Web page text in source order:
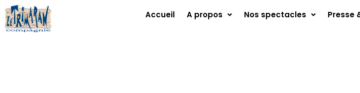
Accueil A propos Nos spectacles Presse